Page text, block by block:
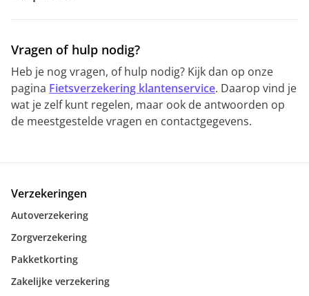
Vragen of hulp nodig?
Heb je nog vragen, of hulp nodig? Kijk dan op onze
pagina Fietsverzekering klantenservice. Daarop vind je
wat je zelf kunt regelen, maar ook de antwoorden op
de meestgestelde vragen en contactgegevens.
Verzekeringen
Autoverzekering
Zorgverzekering
Pakketkorting
Zakelijke verzekering